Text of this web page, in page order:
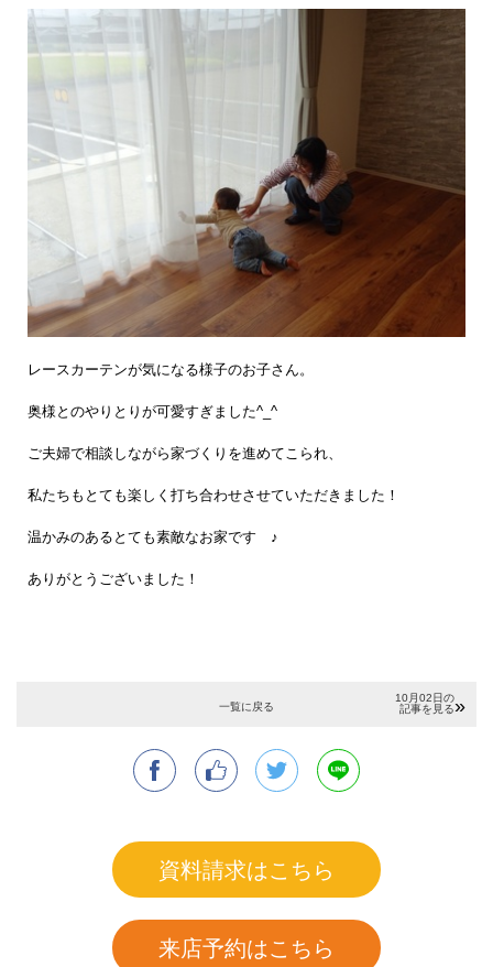
レースカーテンが気になる様子のお子さん。
奥様とのやりとりが可愛すぎました^_^
ご夫婦で相談しながら家づくりを進めてこられ、
私たちもとても楽しく打ち合わせさせていただきました！
温かみのあるとても素敵なお家です ♪
ありがとうございました！
10月02日の
記事を見る
一覧に戻る
資料請求はこちら
来店予約はこちら